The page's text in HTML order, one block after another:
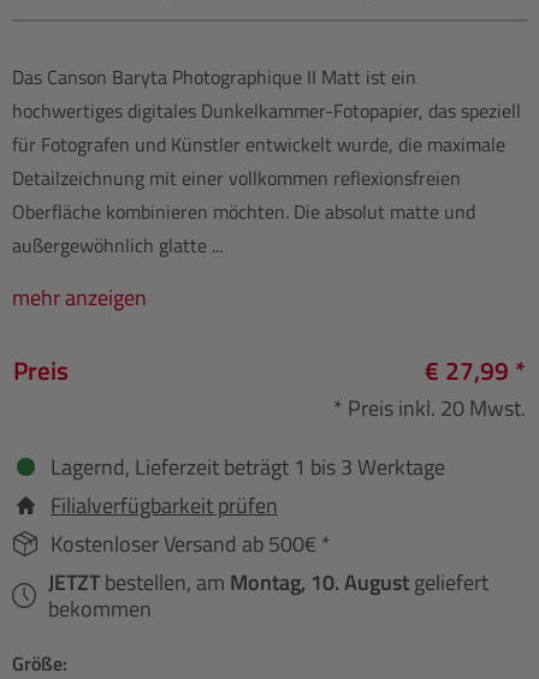
Das Canson Baryta Photographique II Matt ist ein
hochwertiges digitales Dunkelkammer-Fotopapier, das speziell
für Fotografen und Künstler entwickelt wurde, die maximale
Detailzeichnung mit einer vollkommen reflexionsfreien
Oberfläche kombinieren möchten. Die absolut matte und
außergewöhnlich glatte ...
mehr anzeigen
Preis € 27,99 *
* Preis inkl. 20 Mwst.
Lagernd, Lieferzeit beträgt 1 bis 3 Werktage
Filialverfügbarkeit prüfen
Kostenloser Versand ab 500€ *
JETZTbestellen, am Montag, 10. Augustgeliefert
bekommen
Größe: